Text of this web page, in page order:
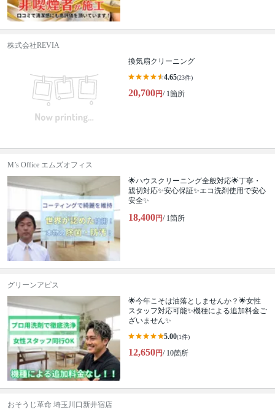
株式会社REVIA
換気扇クリーニング
4.65(23件)
20,700円/ 1箇所
M’s Office エムズオフィス
🌟ハウスクリーニング全般対応🌟丁寧・
親切対応✨安心保証✨エコ洗剤使用で安心
安全✨
18,400円/ 1箇所
グリーンアピス
🌟今年こそは油落としませんか？🌟女性
スタッフ対応可能✨機種による追加料金ご
ざいません✨
5.00(1件)
12,650円/ 10箇所
おそうじ革命 埼玉川口新井宿店